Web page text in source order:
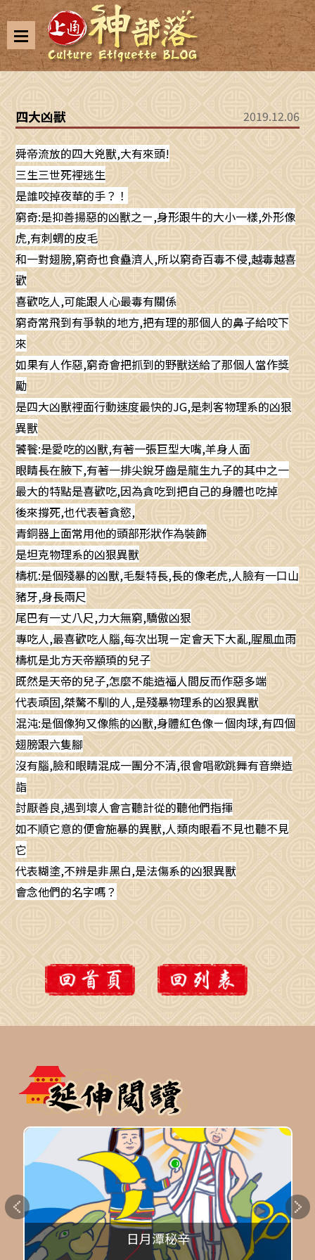
四大凶獸 2019.12.06
舜帝流放的四大兇獸,大有來頭!
三生三世死裡逃生
是誰咬掉夜華的手？！
窮奇:是抑善揚惡的凶獸之ㄧ,身形跟牛的大小一樣,外形像
虎,有刺蝟的皮毛
和一對翅膀,窮奇也食蠱濟人,所以窮奇百毒不侵,越毒越喜
歡
喜歡吃人,可能跟人心最毒有關係
窮奇常飛到有爭執的地方,把有理的那個人的鼻子給咬下
來
如果有人作惡,窮奇會把抓到的野獸送給了那個人當作獎
勵
是四大凶獸裡面行動速度最快的JG,是刺客物理系的凶狠
異獸
饕餮:是愛吃的凶獸,有著一張巨型大嘴,羊身人面
眼睛長在腋下,有著一排尖銳牙齒是龍生九子的其中之一
最大的特點是喜歡吃,因為貪吃到把自己的身體也吃掉
後來撐死,也代表著貪慾,
青銅器上面常用他的頭部形狀作為裝飾
是坦克物理系的凶狠異獸
檮杌:是個殘暴的凶獸,毛髮特長,長的像老虎,人臉有一口山
豬牙,身長兩尺
尾巴有一丈八尺,力大無窮,驕傲凶狠
專吃人,最喜歡吃人腦,每次出現ㄧ定會天下大亂,腥風血雨
檮杌是北方天帝顓頊的兒子
既然是天帝的兒子,怎麼不能造福人間反而作惡多端
代表頑固,桀驁不馴的人,是殘暴物理系的凶狠異獸
混沌:是個像狗又像熊的凶獸,身體紅色像ㄧ個肉球,有四個
翅膀跟六隻腳
沒有腦,臉和眼睛混成一團分不清,很會唱歌跳舞有音樂造
詣
討厭善良,遇到壞人會言聽計從的聽他們指揮
如不順它意的便會施暴的異獸,人類肉眼看不見也聽不見
它
代表糊塗,不辨是非黑白,是法傷系的凶狠異獸
會念他們的名字嗎？
日月潭秘辛